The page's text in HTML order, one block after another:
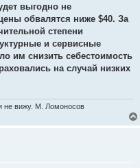
выгодно не
обвалятся ниже $40. За
степени
и сервисные
им снизить себестоимость
на случай низких
не вижу. М. Ломоносов